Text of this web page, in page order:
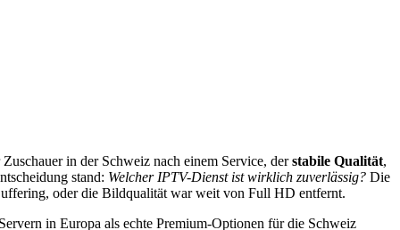
in der Schweiz nach einem Service, derstabile Qualität,
stand: Welcher IPTV-Dienst ist wirklich zuverlässig? Die
oder die Bildqualität war weit von Full HD entfernt.
in Europa als echte Premium-Optionen für die Schweiz